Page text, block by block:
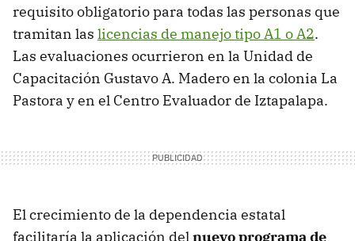
requisito obligatorio para todas las personas que
tramitan las licencias de manejo tipo A1 o A2.
Las evaluaciones ocurrieron en la Unidad de
Capacitación Gustavo A. Madero en la colonia La
Pastora y en el Centro Evaluador de Iztapalapa.
El crecimiento de la dependencia estatal
facilitaría la aplicación delnuevo programa de